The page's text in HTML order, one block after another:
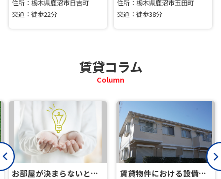
住所：栃木県鹿沼市日吉町
交通：徒歩22分
住所：栃木県鹿沼市玉田町
交通：徒歩38分
賃貸コラム
Column
お部屋が決まらないときの物件探しのコツ 賃貸物件における設備故障の対応と責任の所在について解説！